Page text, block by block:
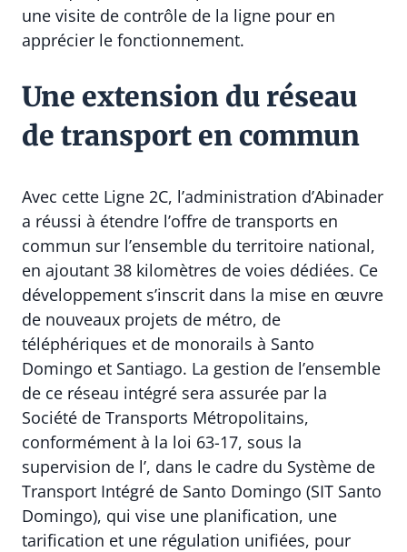
une visite de contrôle de la ligne pour en
apprécier le fonctionnement.
Une extension du réseau
de transport en commun
Avec cette Ligne 2C, l’administration d’Abinader
a réussi à étendre l’offre de transports en
commun sur l’ensemble du territoire national,
en ajoutant 38 kilomètres de voies dédiées. Ce
développement s’inscrit dans la mise en œuvre
de nouveaux projets de métro, de
téléphériques et de monorails à Santo
Domingo et Santiago. La gestion de l’ensemble
de ce réseau intégré sera assurée par la
Société de Transports Métropolitains,
conformément à la loi 63-17, sous la
supervision de l’, dans le cadre du Système de
Transport Intégré de Santo Domingo (SIT Santo
Domingo), qui vise une planification, une
tarification et une régulation unifiées, pour